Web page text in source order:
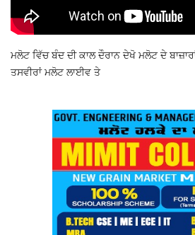
ਮਲੋਟ ਵਿੱਚ ਬੰਦ ਦੀ ਕਾਲ ਦੌਰਾਨ ਦੇਖੋ ਮਲੋਟ ਦੇ
ਤਸਵੀਰਾਂ ਮਲੋਟ ਲਾਈਵ ਤੇ